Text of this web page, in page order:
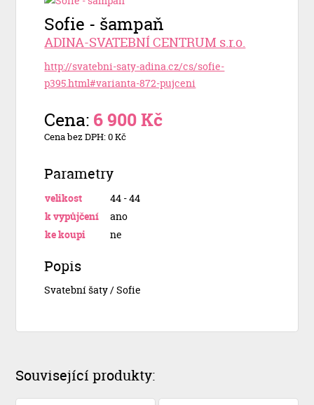
Sofie - šampaň
ADINA-SVATEBNÍ CENTRUM s.r.o.
http://svatebni-saty-adina.cz/cs/sofie-
p395.html#varianta-872-pujceni
Cena: 6 900 Kč
Cena bez DPH: 0 Kč
Parametry
velikost
44 - 44
k vypůjčení
ano
ke koupi
ne
Popis
Svatební šaty / Sofie
Související produkty: